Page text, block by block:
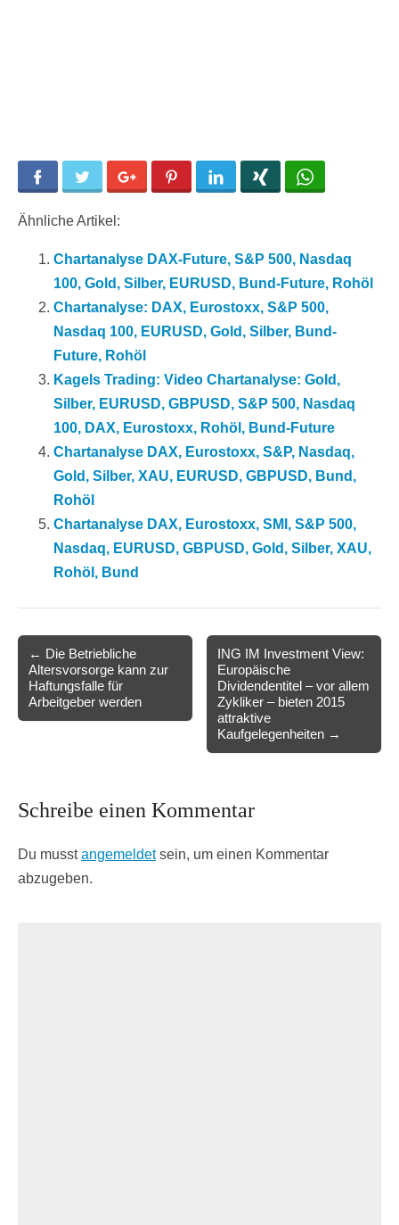
Facebook Twitter Google+ Pinterest LinkedIn
Ähnliche Artikel:
Chartanalyse DAX-Future, S&P 500, Nasdaq
100, Gold, Silber, EURUSD, Bund-Future, Rohöl
Chartanalyse: DAX, Eurostoxx, S&P 500,
Nasdaq 100, EURUSD, Gold, Silber, Bund-
Future, Rohöl
Kagels Trading: Video Chartanalyse: Gold,
Silber, EURUSD, GBPUSD, S&P 500, Nasdaq
100, DAX, Eurostoxx, Rohöl, Bund-Future
Chartanalyse DAX, Eurostoxx, S&P, Nasdaq,
Gold, Silber, XAU, EURUSD, GBPUSD, Bund,
Rohöl
Chartanalyse DAX, Eurostoxx, SMI, S&P 500,
Nasdaq, EURUSD, GBPUSD, Gold, Silber, XAU,
Rohöl, Bund
navigation
← Die Betriebliche
Altersvorsorge kann zur
Haftungsfalle für
Arbeitgeber werden
ING IM Investment View:
Europäische
Dividendentitel – vor allem
Zykliker – bieten 2015
attraktive
Kaufgelegenheiten →
Schreibe einen Kommentar
Du musstangemeldetsein, um einen Kommentar
abzugeben.